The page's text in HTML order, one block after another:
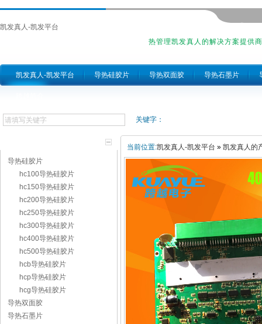
凯发真人-凯发平台
热管理凯发真人的解决方案提供商
凯发真人-凯发平台 导热硅胶片 导热双面胶 导热石墨片
关键字：
导热硅胶片
hc100导热硅胶片
hc150导热硅胶片
hc200导热硅胶片
hc250导热硅胶片
hc300导热硅胶片
hc400导热硅胶片
hc500导热硅胶片
hcb导热硅胶片
hcp导热硅胶片
hcg导热硅胶片
导热双面胶
导热石墨片
当前位置:凯发真人-凯发平台 » 凯发真人的